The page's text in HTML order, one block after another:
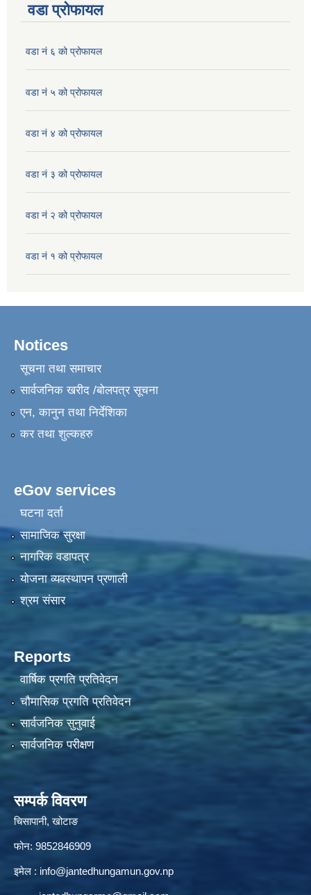
वडा प्रोफायल
वडा नं ६ को प्रोफायल
वडा नं ५ को प्रोफायल
वडा नं ४ को प्रोफायल
वडा नं ३ को प्रोफायल
वडा नं २ को प्रोफायल
वडा नं १ को प्रोफायल
Notices
सूचना तथा समाचार
सार्वजनिक खरीद /बोलपत्र सूचना
एन, कानुन तथा निर्देशिका
कर तथा शुल्कहरु
eGov services
घटना दर्ता
सामाजिक सुरक्षा
नागरिक वडापत्र
योजना व्यवस्थापन प्रणाली
श्रम संसार
Reports
वार्षिक प्रगति प्रतिवेदन
चौमासिक प्रगति प्रतिवेदन
सार्वजनिक सुनुवाई
सार्वजनिक परीक्षण
सम्पर्क विवरण
चिसापानी, खोटाङ
फोन: 9852846909
इमेल : info@jantedhungamun.gov.np